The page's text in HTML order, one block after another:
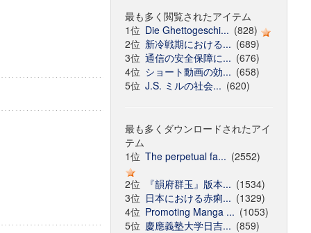
最も多く閲覧されたアイテム
1位 Die Ghettogeschi... (828)
2位 新冷戦期における... (689)
3位 通信の安全保障に... (676)
4位 ショート動画の効... (658)
5位 J.S. ミルの社会... (620)
最も多くダウンロードされたアイ
テム
1位 The perpetual fa... (2552)
2位
『韻府群玉』版本... (1534)
3位 日本における赤痢... (1329)
4位 Promoting Manga ... (1053)
5位 慶應義塾大学日吉... (859)